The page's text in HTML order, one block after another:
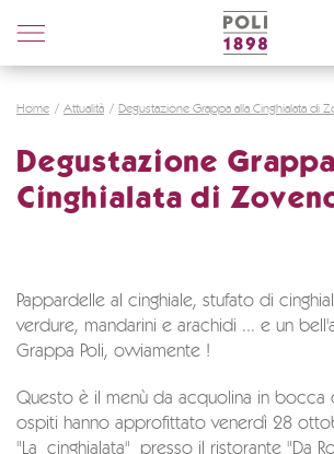
Poli
Home Attualità Degustazione Grappa alla Cinghialata di
Degustazione
Cinghialata di
Pappardelle al cinghiale, stufato di
verdure, mandarini e arachidi ... e un
Grappa Poli, ovviamente !
Questo è il menù da acquolina in bocca
ospiti hanno approfittato venerdì 28
"La cinghialata" presso il ristorante "Da